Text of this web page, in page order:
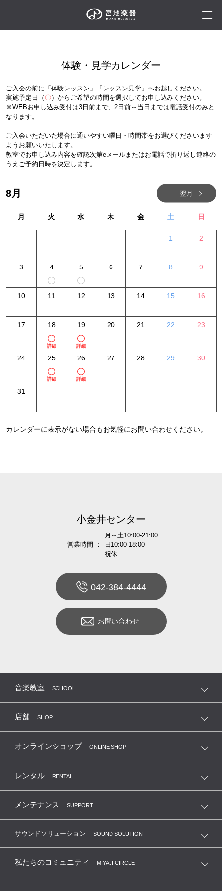
体験・見学カレンダー
ご入会の前に「体験レッスン」「レッスン見学」へお越しください。
実施予定日（ 〇）からご希望の時間を選択してお申し込みください。
※WEBお申し込み受付は3日前まで、2日前～当日までは電話受付のみと
なります。
ご入会いただいた場合に通いやすい曜日・時間帯をお選びくださいます
ようお願いいたします。
教室でお申し込み内容を確認次第eメールまたはお電話で折り返し連絡の
うえご予約日時を決定します。
8月 翌月
月 火 水 木 金 土 日
1 2
3 4 5 6 7 8 9
10 11 12 13 14 15 16
17 18
詳細
19
詳細
20 21 22 23
24 25
詳細
26
詳細
27 28 29 30
31
カレンダーに表示がない場合もお気軽にお問い合わせください。
小金井センター
営業時間 ：
月～土10:00-21:00
日10:00-18:00
祝休
042-384-4444
お問い合わせ
音楽教室 SCHOOL
店舗 SHOP
オンラインショップ ONLINE SHOP
レンタル RENTAL
メンテナンス SUPPORT
サウンドソリューション SOUND SOLUTION
私たちのコミュニティ MIYAJI CIRCLE